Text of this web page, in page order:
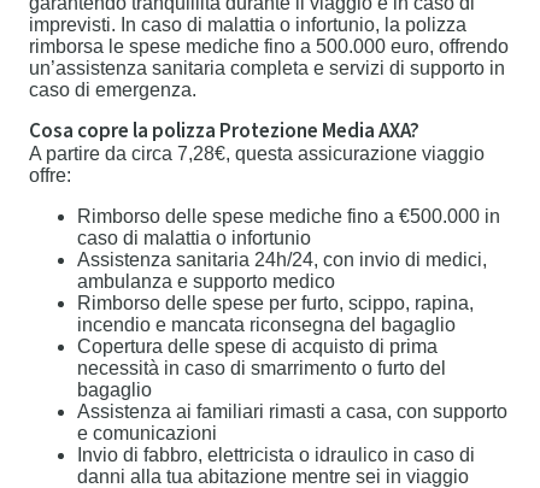
imprevisti. In caso di malattia o infortunio, la polizza
rimborsa le spese mediche fino a 500.000 euro, offrendo
un’assistenza sanitaria completa e servizi di supporto in
caso di emergenza.
Cosa copre la polizza Protezione Media AXA?
A partire da circa 7,28€, questa assicurazione viaggio
offre:
Rimborso delle spese mediche fino a €500.000 in
caso di malattia o infortunio
Assistenza sanitaria 24h/24, con invio di medici,
ambulanza e supporto medico
Rimborso delle spese per furto, scippo, rapina,
incendio e mancata riconsegna del bagaglio
Copertura delle spese di acquisto di prima
necessità in caso di smarrimento o furto del
bagaglio
Assistenza ai familiari rimasti a casa, con supporto
e comunicazioni
Invio di fabbro, elettricista o idraulico in caso di
danni alla tua abitazione mentre sei in viaggio